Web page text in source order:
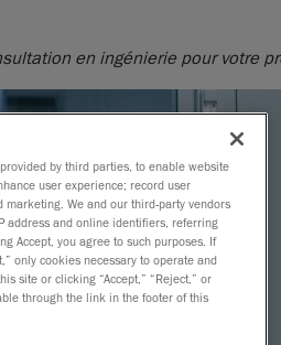
en ingénierie pour votre
by third parties, to enable website
user experience; record user
We and our third-party vendors
address and online identifiers, referring
Accept, you agree to such purposes. If
only cookies necessary to operate and
site or clicking “Accept,” “Reject,” or
through the link in the footer of this